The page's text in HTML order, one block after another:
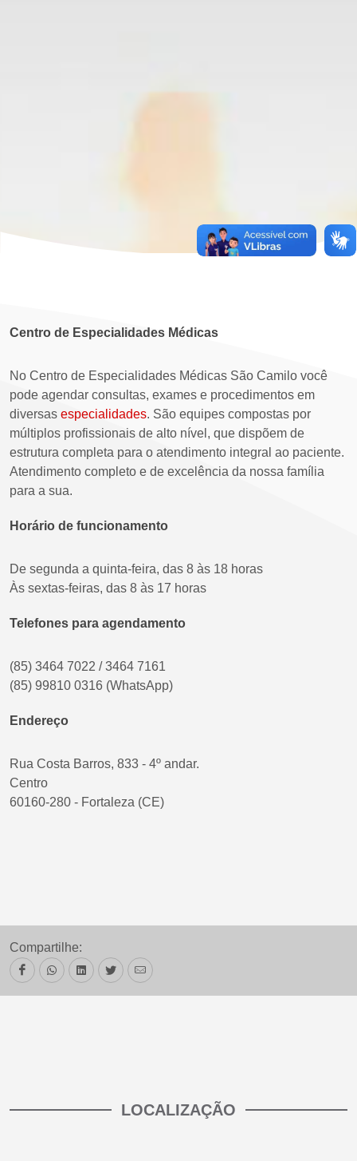
Centro de Especialidades Médicas
No Centro de Especialidades Médicas São Camilo você
pode agendar consultas, exames e procedimentos em
diversas especialidades. São equipes compostas por
múltiplos profissionais de alto nível, que dispõem de
estrutura completa para o atendimento integral ao paciente.
Atendimento completo e de excelência da nossa família
para a sua.
Horário de funcionamento
De segunda a quinta-feira, das 8 às 18 horas
Às sextas-feiras, das 8 às 17 horas
Telefones para agendamento
(85) 3464 7022 / 3464 7161
(85) 99810 0316 (WhatsApp)
Endereço
Rua Costa Barros, 833 - 4º andar.
Centro
60160-280 - Fortaleza (CE)
Compartilhe:
LOCALIZAÇÃO